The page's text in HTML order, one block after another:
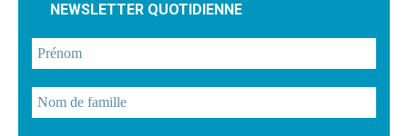
NEWSLETTER QUOTIDIENNE